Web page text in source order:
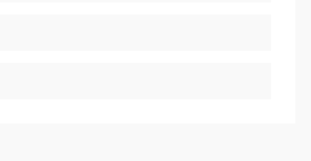
路及工业、环保、水处理、高层建
向流动。